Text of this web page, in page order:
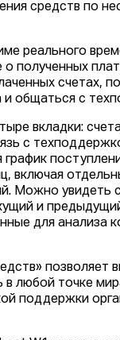
средств по
реального
о полученных
счетах,
и общаться с
вкладки:
с
включая
Можно увидеть
и
для анализа
позволяет
в любой точке
поддержки